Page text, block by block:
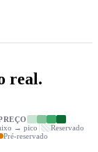
real.
→ pico
Reservado
Pré-reservado